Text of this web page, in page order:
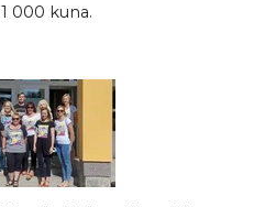
000 kuna.